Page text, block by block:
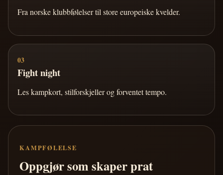
Fra norske klubbfølelser til store europeiske kvelder.
03
Fight night
Les kampkort, stilforskjeller og forventet tempo.
KAMPFØLELSE
Oppgjør som skaper prat